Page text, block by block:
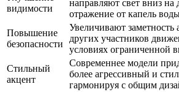
видимости
направляют свет вниз
отражение от капель
Повышение
безопасности
Увеличивают заметность
других участников
условиях ограниченной
Стильный
акцент
Современнее модели
более агрессивный и
гармонируя с общим